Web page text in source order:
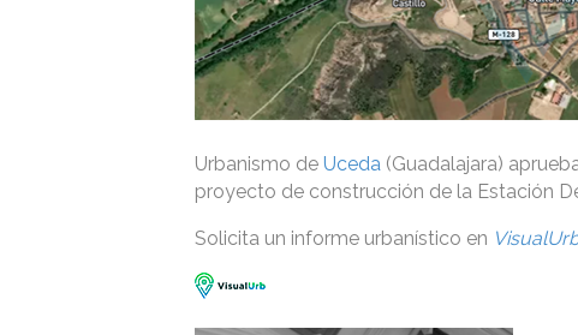
Urbanismo de Uceda (Guadalajara)
proyecto de construcción de la Estación
Solicita un informe urbanístico en